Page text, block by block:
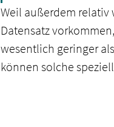
Weil außerdem relativ
Datensatz
wesentlich geringer
können solche